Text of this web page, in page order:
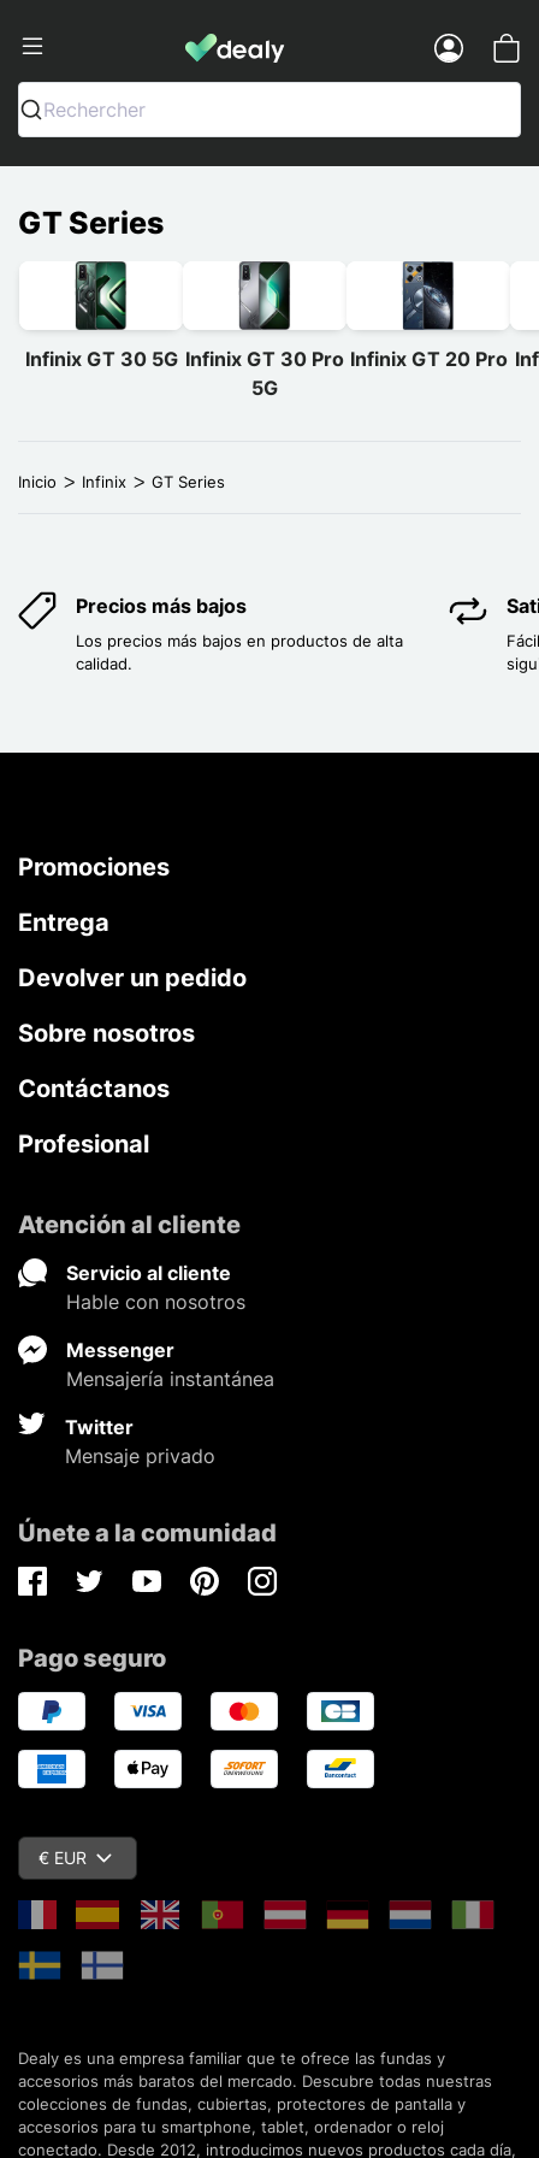
Dealy - Fundas y accesorios para
Rechercher
GT Series
Infinix GT 30 5G Infinix GT 30 Pro
5G
Infinix GT 20 Pro
Inicio Infinix GT Series
Precios más bajos
Los precios más bajos en productos de alta
calidad.
Promociones
Entrega
Devolver un pedido
Sobre nosotros
Contáctanos
Profesional
Atención al cliente
Servicio al cliente
Hable con nosotros
Messenger
Mensajería instantánea
Twitter
Mensaje privado
Únete a la comunidad
FacebookTwitterYoutubePinterestInstagram
Pago seguro
€ EUR
Dealy es una empresa familiar que te ofrece las fundas y
accesorios más baratos del mercado. Descubre todas nuestras
colecciones de fundas, cubiertas, protectores de pantalla y
accesorios para tu smartphone, tablet, ordenador o reloj
conectado. Desde 2012, introducimos nuevos productos cada día,